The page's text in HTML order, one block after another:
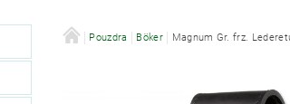
BÖKEROVA MANUFAKTURA SOLINGEN
Pouzdra Böker Magnum Gr. frz.